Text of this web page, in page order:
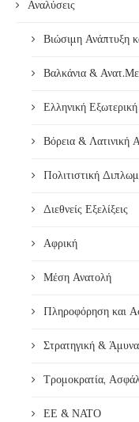
Αναλύσεις
Βιώσιμη Ανάπτυξη
Βαλκάνια &
Ελληνική
Βόρεια & Λατινική
Πολιτιστική
Διεθνείς Εξελίξεις
Αφρική
Μέση Ανατολή
Πληροφόρηση και
Στρατηγική & Άμυνα
Τρομοκρατία,
ΕΕ & ΝΑΤΟ